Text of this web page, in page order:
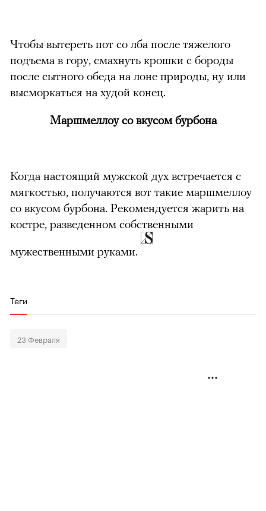
Чтобы вытереть пот со лба после тяжелого
подъема в гору, смахнуть крошки с бороды
после сытного обеда на лоне природы, ну или
высморкаться на худой конец.
Маршмеллоу со вкусом бурбона
Когда настоящий мужской дух встречается с
мягкостью, получаются вот такие маршмеллоу
со вкусом бурбона. Рекомендуется жарить на
костре, разведенном собственными
мужественными руками.
Теги
23 Февраля